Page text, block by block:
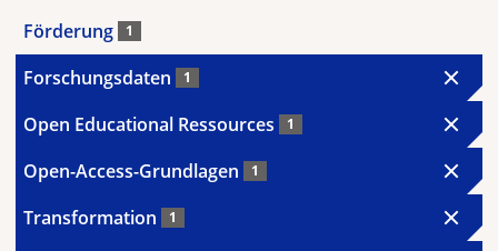
Förderung 1
Forschungsdaten 1
Open Educational Ressources 1
Open-Access-Grundlagen 1
Transformation 1